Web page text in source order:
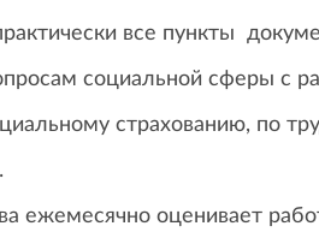
все пункты
социальной сферы с
страхованию, по
ежемесячно оценивает